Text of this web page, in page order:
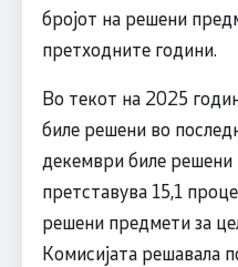
бројот на решени
претходните години.
Во текот на 2025
биле решени во
декември биле
претставува 15,1
решени предмети за
Комисијата решавала